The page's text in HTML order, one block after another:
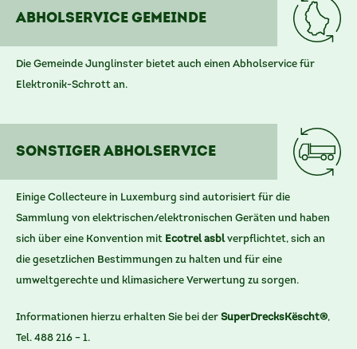
Abholservice Gemeinde
Die Gemeinde Junglinster bietet auch einen Abholservice für
Elektronik-Schrott an.
Sonstiger Abholservice
Einige Collecteure in Luxemburg sind autorisiert für die
Sammlung von elektrischen/elektronischen Geräten und haben
sich über eine Konvention mit Ecotrel asblverpflichtet, sich an
die gesetzlichen Bestimmungen zu halten und für eine
umweltgerechte und klimasichere Verwertung zu sorgen.
Informationen hierzu erhalten Sie bei der SuperDrecksKëscht®,
Tel. 488 216 – 1.